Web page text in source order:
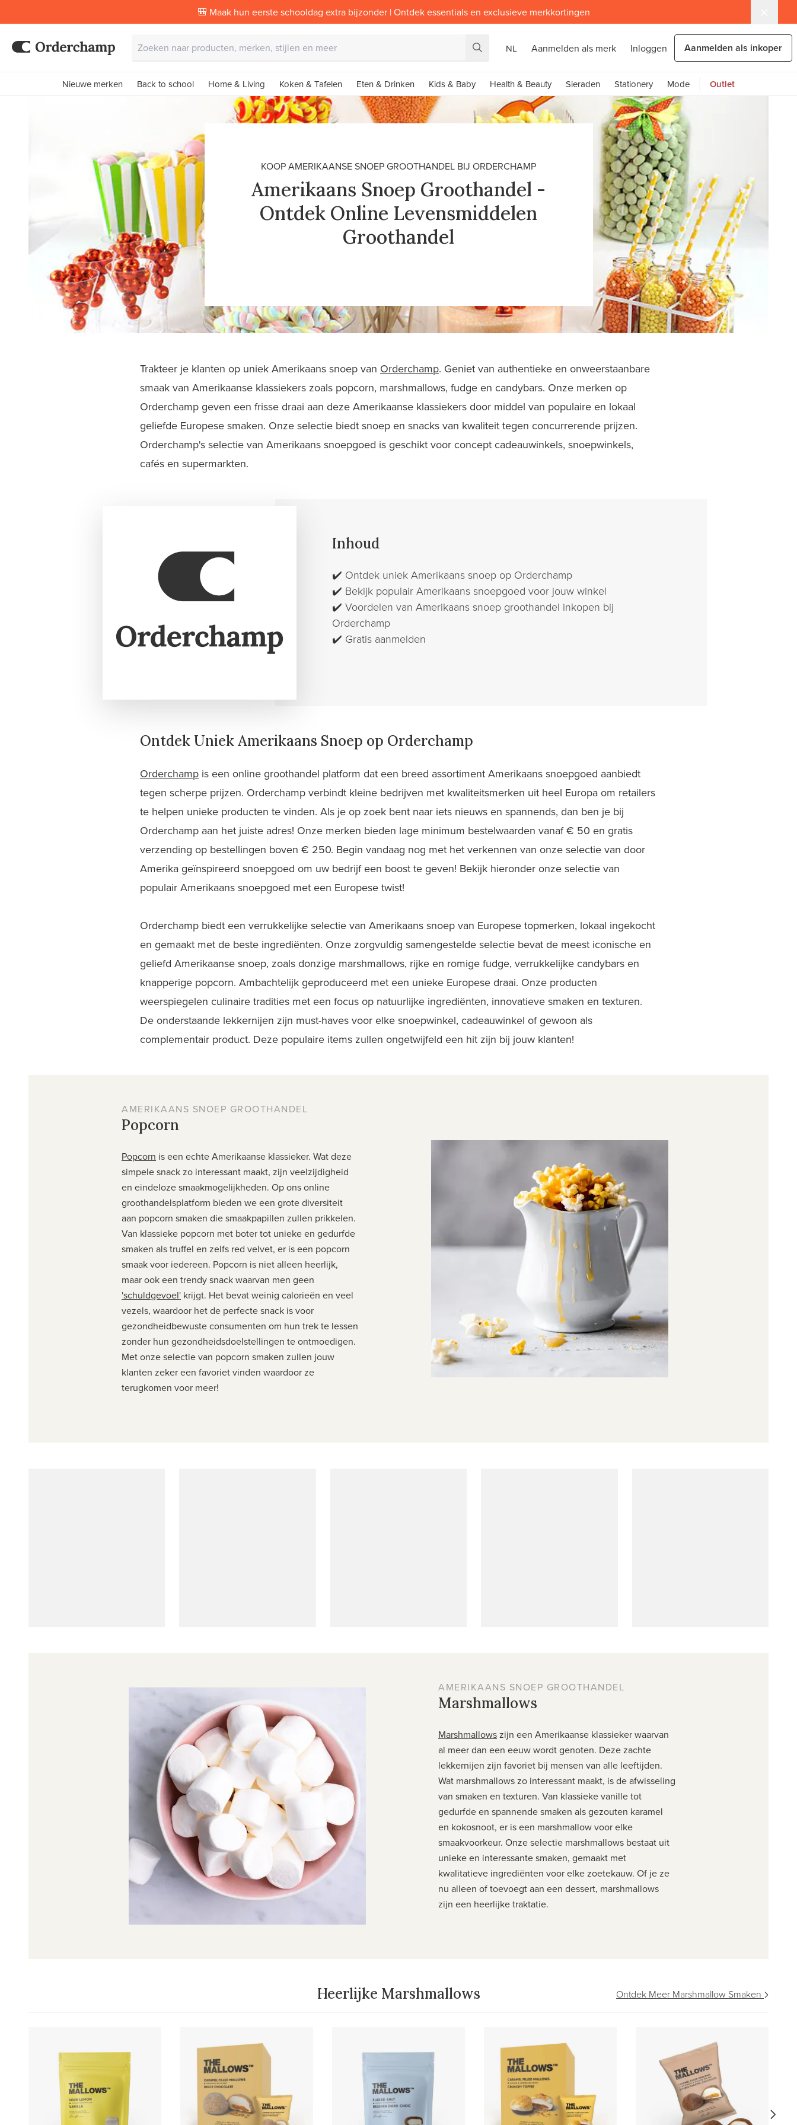
🎒 Maak hun eerste schooldag extra bijzonder | Ontdek essentials en exclusieve merkkortingen
NL Aanmelden als merk Inloggen Aanmelden als inkoper
Nieuwe merken Back to school Home & Living Koken & Tafelen Eten & Drinken Kids & Baby Health & Beauty Sieraden Stationery Mode Outlet
KOOP AMERIKAANSE SNOEP GROOTHANDEL BIJ ORDERCHAMP
Amerikaans Snoep Groothandel -
Ontdek Online Levensmiddelen
Groothandel
Trakteer je klanten op uniek Amerikaans snoep van Orderchamp. Geniet van authentieke en onweerstaanbare
smaak van Amerikaanse klassiekers zoals popcorn, marshmallows, fudge en candybars. Onze merken op
Orderchamp geven een frisse draai aan deze Amerikaanse klassiekers door middel van populaire en lokaal
geliefde Europese smaken. Onze selectie biedt snoep en snacks van kwaliteit tegen concurrerende prijzen.
Orderchamp's selectie van Amerikaans snoepgoed is geschikt voor concept cadeauwinkels, snoepwinkels,
cafés en supermarkten.
Inhoud
✔️ Ontdek uniek Amerikaans snoep op Orderchamp
✔️ Bekijk populair Amerikaans snoepgoed voor jouw winkel
✔️ Voordelen van Amerikaans snoep groothandel inkopen bij
Orderchamp
✔️ Gratis aanmelden
Ontdek Uniek Amerikaans Snoep op Orderchamp
Orderchamp is een online groothandel platform dat een breed assortiment Amerikaans snoepgoed aanbiedt
tegen scherpe prijzen. Orderchamp verbindt kleine bedrijven met kwaliteitsmerken uit heel Europa om retailers
te helpen unieke producten te vinden. Als je op zoek bent naar iets nieuws en spannends, dan ben je bij
Orderchamp aan het juiste adres! Onze merken bieden lage minimum bestelwaarden vanaf € 50 en gratis
verzending op bestellingen boven € 250. Begin vandaag nog met het verkennen van onze selectie van door
Amerika geïnspireerd snoepgoed om uw bedrijf een boost te geven! Bekijk hieronder onze selectie van
populair Amerikaans snoepgoed met een Europese twist!
Orderchamp biedt een verrukkelijke selectie van Amerikaans snoep van Europese topmerken, lokaal ingekocht
en gemaakt met de beste ingrediënten. Onze zorgvuldig samengestelde selectie bevat de meest iconische en
geliefd Amerikaanse snoep, zoals donzige marshmallows, rijke en romige fudge, verrukkelijke candybars en
knapperige popcorn. Ambachtelijk geproduceerd met een unieke Europese draai. Onze producten
weerspiegelen culinaire tradities met een focus op natuurlijke ingrediënten, innovatieve smaken en texturen.
De onderstaande lekkernijen zijn must-haves voor elke snoepwinkel, cadeauwinkel of gewoon als
complementair product. Deze populaire items zullen ongetwijfeld een hit zijn bij jouw klanten!
AMERIKAANS SNOEP GROOTHANDEL
Popcorn
Popcorn is een echte Amerikaanse klassieker. Wat deze
simpele snack zo interessant maakt, zijn veelzijdigheid
en eindeloze smaakmogelijkheden. Op ons online
groothandelsplatform bieden we een grote diversiteit
aan popcorn smaken die smaakpapillen zullen prikkelen.
Van klassieke popcorn met boter tot unieke en gedurfde
smaken als truffel en zelfs red velvet, er is een popcorn
smaak voor iedereen. Popcorn is niet alleen heerlijk,
maar ook een trendy snack waarvan men geen
'schuldgevoel' krijgt. Het bevat weinig calorieën en veel
vezels, waardoor het de perfecte snack is voor
gezondheidbewuste consumenten om hun trek te lessen
zonder hun gezondheidsdoelstellingen te ontmoedigen.
Met onze selectie van popcorn smaken zullen jouw
klanten zeker een favoriet vinden waardoor ze
terugkomen voor meer!
AMERIKAANS SNOEP GROOTHANDEL
Marshmallows
Marshmallowszijn een Amerikaanse klassieker waarvan
al meer dan een eeuw wordt genoten. Deze zachte
lekkernijen zijn favoriet bij mensen van alle leeftijden.
Wat marshmallows zo interessant maakt, is de afwisseling
van smaken en texturen. Van klassieke vanille tot
gedurfde en spannende smaken als gezouten karamel
en kokosnoot, er is een marshmallow voor elke
smaakvoorkeur. Onze selectie marshmallows bestaat uit
unieke en interessante smaken, gemaakt met
kwalitatieve ingrediënten voor elke zoetekauw. Of je ze
nu alleen of toevoegt aan een dessert, marshmallows
zijn een heerlijke traktatie.
Heerlijke Marshmallows Ontdek Meer Marshmallow Smaken